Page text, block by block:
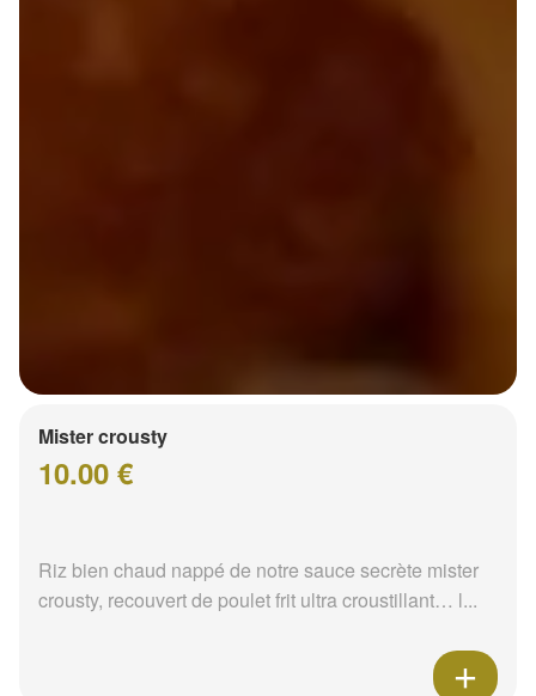
Mister crousty
10.00 €
Riz bien chaud nappé de notre sauce secrète mister
crousty, recouvert de poulet frit ultra croustillant… l...